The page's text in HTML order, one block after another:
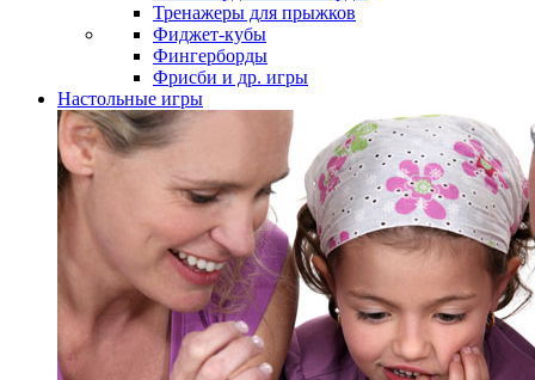
Тренажеры для прыжков
Фиджет-кубы
Фингерборды
Фрисби и др. игры
Настольные игры